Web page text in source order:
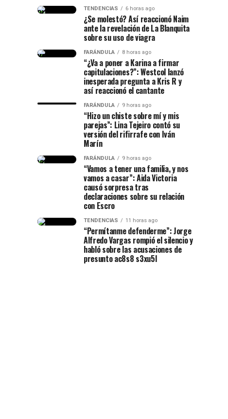
TENDENCIAS 6 horas ago
¿Se molestó? Así reaccionó Naim
ante la revelación de La Blanquita
sobre su uso de viagra
FARÁNDULA 8 horas ago
“¿Va a poner a Karina a firmar
capitulaciones?”: Westcol lanzó
inesperada pregunta a Kris R y
así reaccionó el cantante
FARÁNDULA 9 horas ago
“Hizo un chiste sobre mí y mis
parejas”: Lina Tejeiro contó su
versión del rifirrafe con Iván
Marín
FARÁNDULA 9 horas ago
“Vamos a tener una familia, y nos
vamos a casar”: Aida Victoria
causó sorpresa tras
declaraciones sobre su relación
con Escro
TENDENCIAS 11 horas ago
“Permítanme defenderme”: Jorge
Alfredo Vargas rompió el silencio y
habló sobre las acusaciones de
presunto ac8s8 s3xu5l